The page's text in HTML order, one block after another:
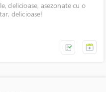
delicioase, asezonate cu o
delicioase!